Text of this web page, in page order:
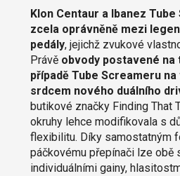
Klon Centaur a Ibanez
zcela oprávněně mezi
pedály, jejichž zvukové
Právě obvody postavené
případě Tube Screameru
srdcem nového duálního
butikové značky Finding That
okruhy lehce modifikovala s
flexibilitu. Díky samostatným
páčkovému přepínači lze obě
individuálními gainy,